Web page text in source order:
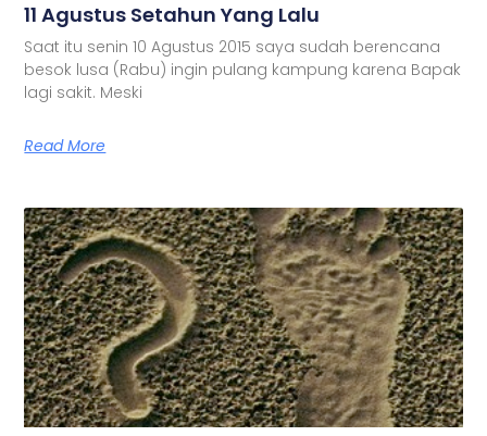
11 Agustus Setahun Yang Lalu
Saat itu senin 10 Agustus 2015 saya sudah berencana
besok lusa (Rabu) ingin pulang kampung karena Bapak
lagi sakit. Meski
Read More